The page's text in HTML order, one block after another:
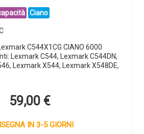
Ciano
C544X1CG CIANO 6000
Lexmark C544, Lexmark C544DN,
Lexmark X544, Lexmark X548DE,
59,00 €
IN 3-5 GIORNI